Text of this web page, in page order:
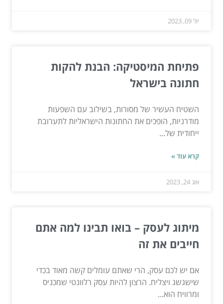
יול 09, 2023
פתיחת המיסטיקה: הבנת להקות
חתונה בישראל
השטיח העשיר של מסורות, בשילוב עם השפעות
מודרניות, הופכים את החתונות הישראליות לתערובת
ייחודית של...
קרא עוד »
אוג 24, 2023
מיתוג לעסק – בואו תבינו למה אתם
חייבים את זה
אם יש לכם עסק, הרי שאתם עומלים קשה מאוד בכדי
שישגשג ויצליח. הרצון להיות עסק רלוונטי שמכניס
ומרוויח הוא...